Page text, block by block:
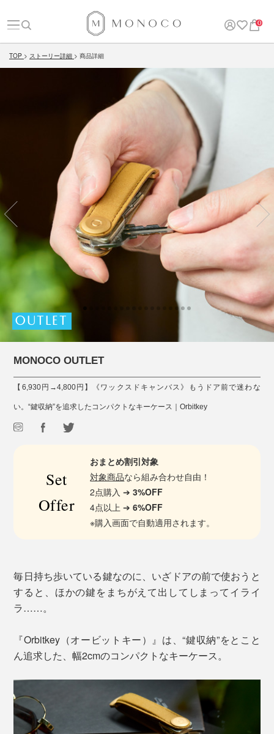
0
TOP ストーリー詳細 商品詳細
OUTLET
MONOCO OUTLET
【6,930円→4,800円】《ワックスドキャンバス》もうドア前で迷わな
い。“鍵収納”を追求したコンパクトなキーケース｜Orbitkey
Set
Offer
おまとめ割引対象
対象商品なら組み合わせ自由！
2点購入 ➔3%OFF
4点以上 ➔6%OFF
※購入画面で自動適用されます。
毎日持ち歩いている鍵なのに、いざドアの前で使おうと
すると、ほかの鍵をまちがえて出してしまってイライ
ラ……。
『Orbitkey（オービットキー）』は、“鍵収納”をとこと
ん追求した、幅2cmのコンパクトなキーケース。